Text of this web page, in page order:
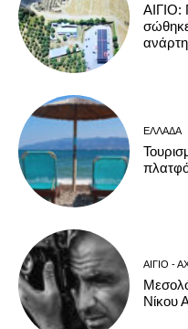
ΕΛΛΆΔΑ
ΑΊΓΙΟ -
Νίκου